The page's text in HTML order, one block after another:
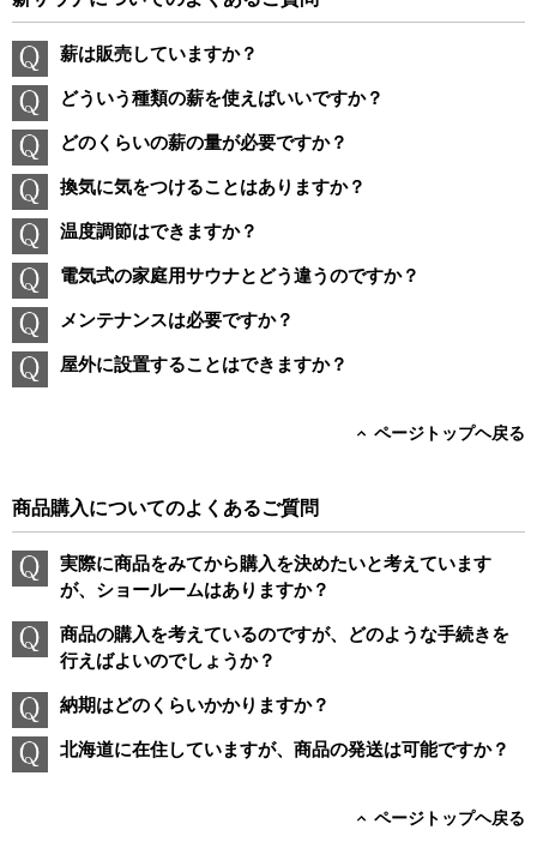
薪は販売していますか？
どういう種類の薪を使えばいいですか？
どのくらいの薪の量が必要ですか？
換気に気をつけることはありますか？
温度調節はできますか？
電気式の家庭用サウナとどう違うのですか？
メンテナンスは必要ですか？
屋外に設置することはできますか？
ページトップヘ戻る
商品購入についてのよくあるご質問
実際に商品をみてから購入を決めたいと考えています
が、ショールームはありますか？
商品の購入を考えているのですが、どのような手続きを
行えばよいのでしょうか？
納期はどのくらいかかりますか？
北海道に在住していますが、商品の発送は可能ですか？
ページトップヘ戻る